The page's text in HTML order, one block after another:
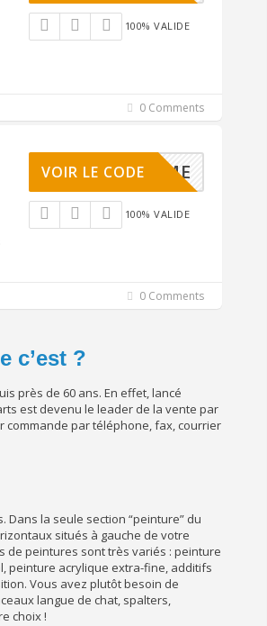
100% VALIDE
0 Comments
WELCOME
VOIR LE CODE
100% VALIDE
0 Comments
c’est ?
près de 60 ans. En effet, lancé
est devenu le leader de la vente par
par téléphone, fax, courrier
la seule section “peinture” du
situés à gauche de votre
de peintures sont très variés : peinture
peinture acrylique extra-fine, additifs
Vous avez plutôt besoin de
langue de chat, spalters,
choix !